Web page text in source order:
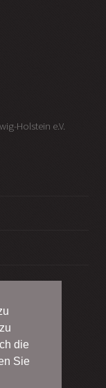
die
Sie
Holstein e.V.
e.V.